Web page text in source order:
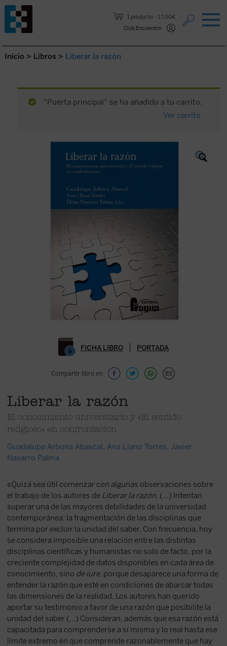
1 producto
17,00€
Club Encuentro
Saltar al contenido.
Inicio > Libros > Liberar la razón
“Puerta principal” se ha añadido a tu carrito.
Ver carrito
FICHA LIBRO PORTADA
Compartir libro en
Liberar la razón
El conocimiento universitario y «El sentido
religioso» en confrontación
Guadalupe Arbona Abascal, Ana Llano Torres, Javier
Navarro Palma
«Quizá sea útil comenzar con algunas observaciones sobre
el trabajo de los autores de Liberar la razón. (...) Intentan
superar una de las mayores debilidades de la universidad
contemporánea: la fragmentación de las disciplinas que
termina por excluir la unidad del saber. Con frecuencia, hoy
se considera imposible una relación entre las distintas
disciplinas científicas y humanistas no solo de facto, por la
creciente complejidad de datos disponibles en cada área de
conocimiento, sino de iure, porque desaparece una forma de
entender la razón que esté en condiciones de abarcar todas
las dimensiones de la realidad, Los autores han querido
aportar su testimonio a favor de una razón que posibilite la
unidad del saber (...) Consideran, además que esa razón está
capacitada para comprenderse a sí misma y lo real hasta ese
límite extremo en que comprende razonablemente que hay